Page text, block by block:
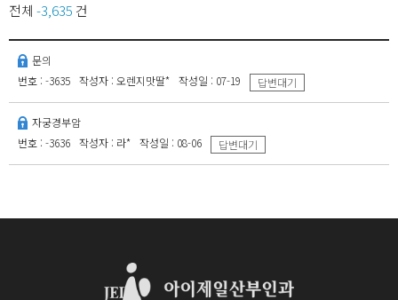
전체 -3,635 건
문의
번호 : -3635 작성자 : 오렌지맛딸* 작성일 : 07-19 답변대기
자궁경부암
번호 : -3636 작성자 : 라* 작성일 : 08-06 답변대기